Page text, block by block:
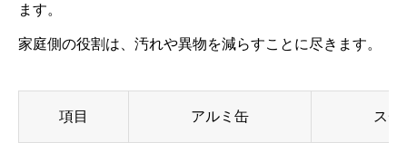
ます。
家庭側の役割は、汚れや異物を減らすことに尽きます。
項目 アルミ缶 スチ